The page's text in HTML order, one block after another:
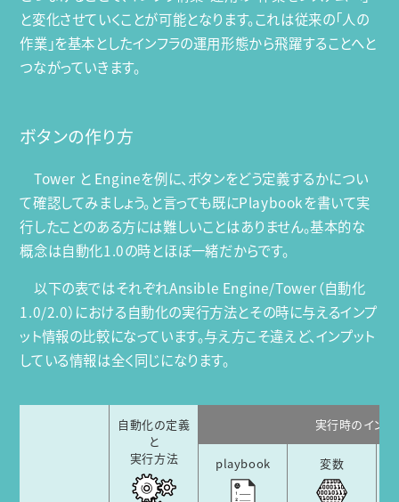
と変化させていくことが可能となります。これは従来の「人の
作業」を基本としたインフラの運用形態から飛躍することへと
つながっていきます。
ボタンの作り方
Tower と Engineを例に、ボタンをどう定義するかについ
て確認してみましょう。と言っても既にPlaybookを書いて実
行したことのある方には難しいことはありません。基本的な
概念は自動化1.0の時とほぼ一緒だからです。
以下の表ではそれぞれAnsible Engine/Tower（自動化
1.0/2.0）における自動化の実行方法とその時に与えるインプ
ット情報の比較になっています。与え方こそ違えど、インプット
している情報は全く同じになります。
自動化の定義
と
実行方法
実行時のインプ
playbook 変数